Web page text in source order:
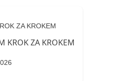
ZA KROKEM